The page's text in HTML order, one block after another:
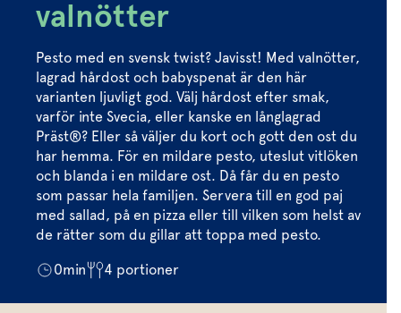
Dressing
Örtolja
Örtsalt & rub
Citronmeliss
Allt om sallat
Vårt sortiment
Våra färska örter
Vår sallat & gröna blad
Dressingen gör salladen
valnötter
Pesto med en svensk twist? Javisst! Med valnötter,
lagrad hårdost och babyspenat är den här
varianten ljuvligt god. Välj hårdost efter smak,
varför inte Svecia, eller kanske en långlagrad
Präst®? Eller så väljer du kort och gott den ost du
har hemma. För en mildare pesto, uteslut vitlöken
och blanda i en mildare ost. Då får du en pesto
som passar hela familjen. Servera till en god paj
med sallad, på en pizza eller till vilken som helst av
de rätter som du gillar att toppa med pesto.
0min 4 portioner